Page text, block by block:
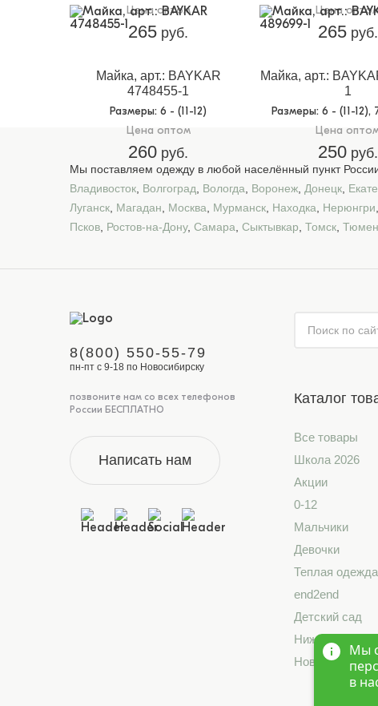
Цена оптом
265 руб.
Цена
265руб.
Майка, арт.: BAYKAR
4748455-1
Размеры: 6 - (11-12)
Цена оптом
260 руб.
Майка, арт.:
1
Размеры: 6 - (11-12),
Цена
250руб.
Мы поставляем одежду в любой населённый пункт
Владивосток Волгоград Вологда Воронеж Донецк
Луганск Магадан Москва Мурманск Находка Нерюнгри
Псков Ростов-на-Дону, Самара Сыктывкар Томск
8(800) 550-55-79
пн-пт с 9-18 по Новосибирску
позвоните нам со всех телефонов
России БЕСПЛАТНО
Написать нам
Каталог
Все товары
Школа 2026
Акции
0-12
Мальчики
Девочки
Теплая одежда
end2end
Детский сад
Нижнее белье
Новинки
Мы
в